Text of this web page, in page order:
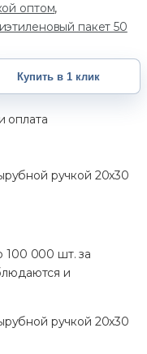
оптом,
пакет 50
Купить в 1 клик
оплата
100 000 шт. за
и